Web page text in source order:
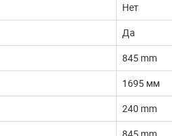
Нет
Да
845 mm
1695 мм
240 mm